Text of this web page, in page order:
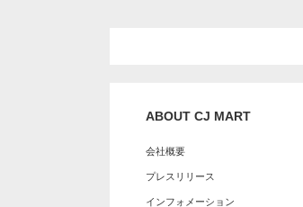
ABOUT CJ MART
会社概要
プレスリリース
インフォメーション